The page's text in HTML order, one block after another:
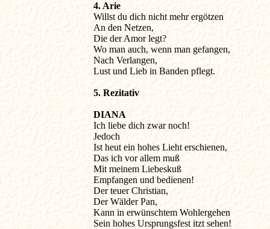
4. Arie
Willst du dich nicht mehr ergötzen
An den Netzen,
Die der Amor legt?
Wo man auch, wenn man gefangen,
Nach Verlangen,
Lust und Lieb in Banden pflegt.
5. Rezitativ
DIANA
Ich liebe dich zwar noch!
Jedoch
Ist heut ein hohes Lieht erschienen,
Das ich vor allem muß
Mit meinem Liebeskuß
Empfangen und bedienen!
Der teuer Christian,
Der Wälder Pan,
Kann in erwünschtem Wohlergehen
Sein hohes Ursprungsfest itzt sehen!